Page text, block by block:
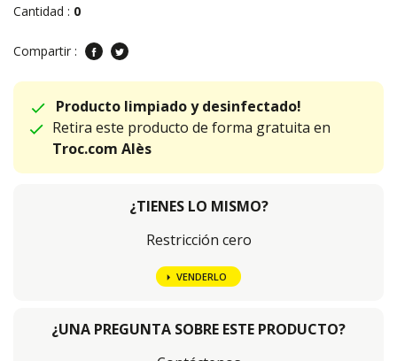
Cantidad : 0
Compartir :
Producto limpiado y desinfectado!
Retira este producto de forma gratuita en
Troc.com Alès
¿TIENES LO MISMO?
Restricción cero
VENDERLO
¿UNA PREGUNTA SOBRE ESTE PRODUCTO?